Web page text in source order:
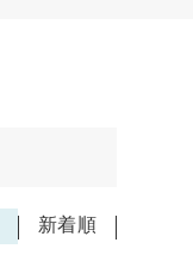
新着順